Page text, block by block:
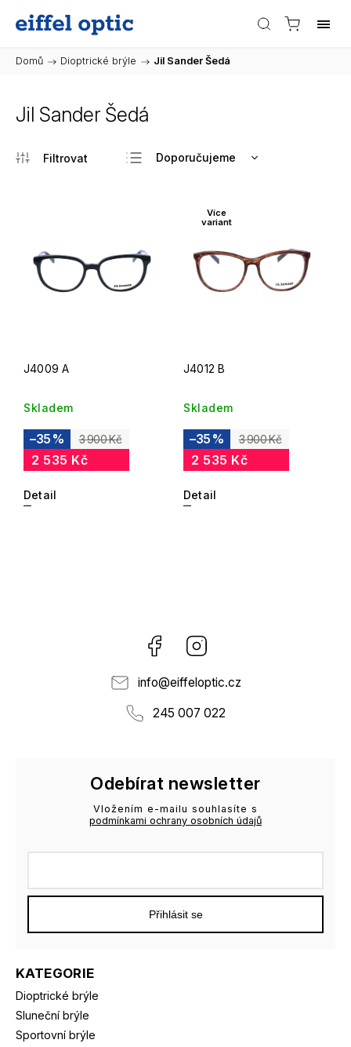
Domů / Dioptrické brýle / Jil Sander Šedá
Jil Sander Šedá
Doporučujeme
Nejdražší
Abecedně
J4009 A
Skladem
3 900 Kč
–35 %
2 535 Kč
Detail
Více
variant
J4012 B
Skladem
3 900 Kč
–35 %
2 535 Kč
Detail
Facebook
info@eiffeloptic.cz
245 007 022
KATEGORIE
Dioptrické brýle
Sluneční brýle
Sportovní brýle
Odebírat newsletter
Vložením e-mailu souhlasíte s
podmínkami ochrany osobních údajů
Přihlásit se